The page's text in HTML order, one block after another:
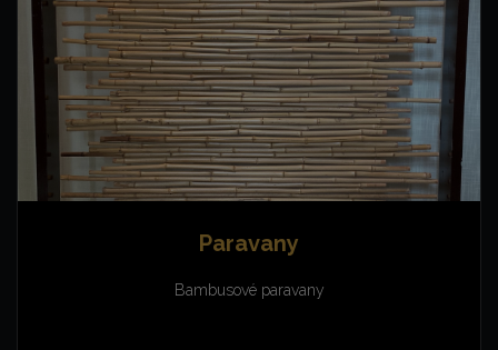
Paravany
Bambusové paravany